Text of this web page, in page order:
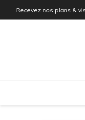
Recevez nos plans &